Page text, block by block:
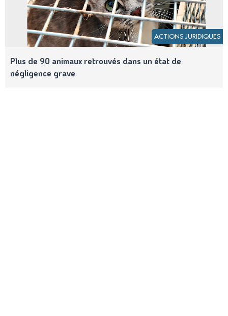
ACTIONS JURIDIQUES
Plus de 90 animaux retrouvés dans un état de
négligence grave